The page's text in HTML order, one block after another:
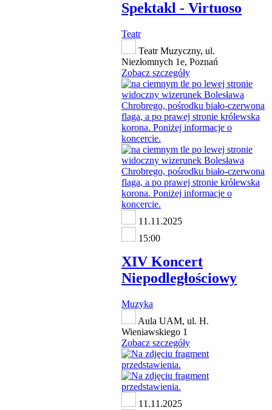
Spektakl - Virtuoso
Teatr
Teatr Muzyczny, ul.
Niezłomnych 1e, Poznań
Zobacz szczegóły
11.11.2025
15:00
XIV Koncert
Niepodległościowy
Muzyka
Aula UAM, ul. H.
Wieniawskiego 1
Zobacz szczegóły
11.11.2025